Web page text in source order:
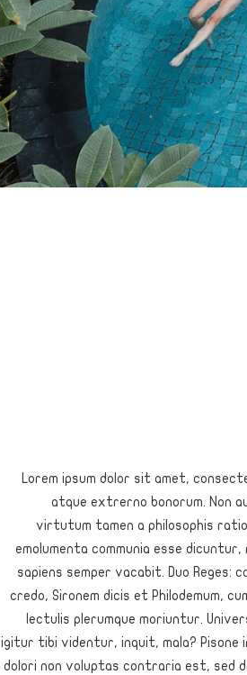
Lorem ipsum dolor sit amet,
atque extrerno bonorum. Non
virtutum tamen a philosophis
emolumenta communia esse
sapiens semper vacabit. Duo
credo, Sironem dicis et Philodemum,
lectulis plerumque moriuntur.
igitur tibi videntur, inquit, mala? Pisone
dolori non voluptas contraria est, sed